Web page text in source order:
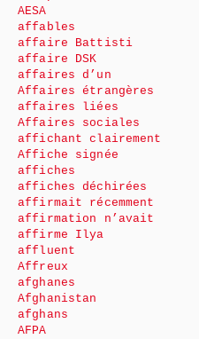
AESA
affables
affaire Battisti
affaire DSK
affaires d’un
Affaires étrangères
affaires liées
Affaires sociales
affichant clairement
Affiche signée
affiches
affiches déchirées
affirmait récemment
affirmation n’avait
affirme Ilya
affluent
Affreux
afghanes
Afghanistan
afghans
AFPA